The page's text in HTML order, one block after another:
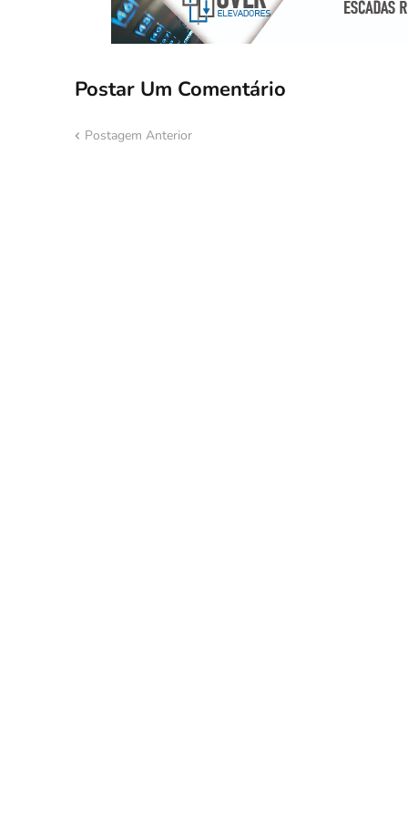
Postar Um Comentário
Postagem Anterior